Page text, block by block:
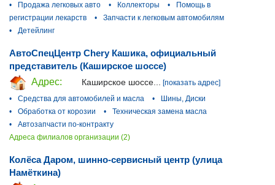
• Продажа легковых авто • Коллекторы •
Помощь в
регистрации лекарств
•
Запчасти к легковым автомобилям
•
Детейлинг
АвтоСпецЦентр Chery Кашика, официальный
представитель (Каширское шоссе)
Адрес:
Каширское шоссе...
[показать адрес]
•
Средства для автомобилей и масла •
Шины, Диски
•
Обработка от корозии •
Техническая замена масла
•
Автозапчасти по-контракту
Адреса филиалов организации (2)
Колёса Даром, шинно-сервисный центр (улица
Намёткина)